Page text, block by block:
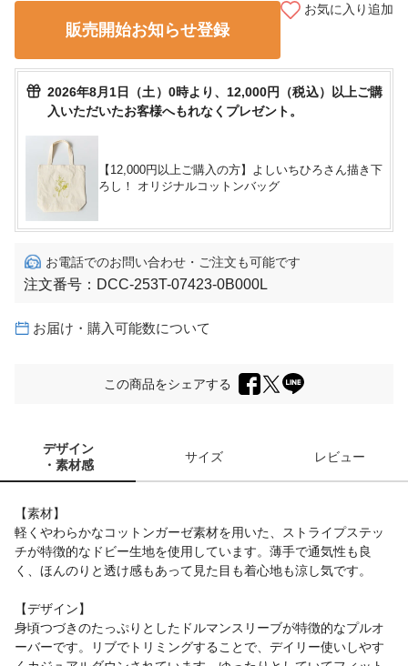
販売開始お知らせ登録
お気に入り追加
2026年8月1日（土）0時より、12,000円（税込）以上ご購
入いただいたお客様へもれなくプレゼント。
【12,000円以上ご購入の方】よしいちひろさん描き下
ろし！ オリジナルコットンバッグ
お電話でのお問い合わせ・ご注文も可能です
注文番号： DCC-253T-07423-0B000L
お届け・購入可能数について
この商品をシェアする
デザイン
・素材感
サイズ レビュー
【素材】
軽くやわらかなコットンガーゼ素材を用いた、ストライプステッ
チが特徴的なドビー生地を使用しています。薄手で通気性も良
く、ほんのりと透け感もあって見た目も着心地も涼し気です。
【デザイン】
身頃つづきのたっぷりとしたドルマンスリーブが特徴的なプルオ
ーバーです。リブでトリミングすることで、デイリー使いしやす